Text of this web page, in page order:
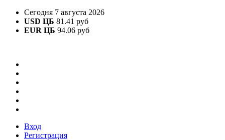
Сегодня 7 августа 2026
USD ЦБ 81.41 руб
EUR ЦБ 94.06 руб
Вход
Регистрация